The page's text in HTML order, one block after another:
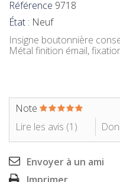
Référence 9718
État : Neuf
Insigne boutonnière
Métal finition émail,
Note
Lire les avis (1 )
Envoyer à un ami